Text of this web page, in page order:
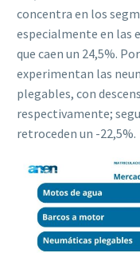
concentra en los
especialmente en las
que caen un 24,5%.
experimentan las
plegables, con
respectivamente;
retroceden un -22,5%.